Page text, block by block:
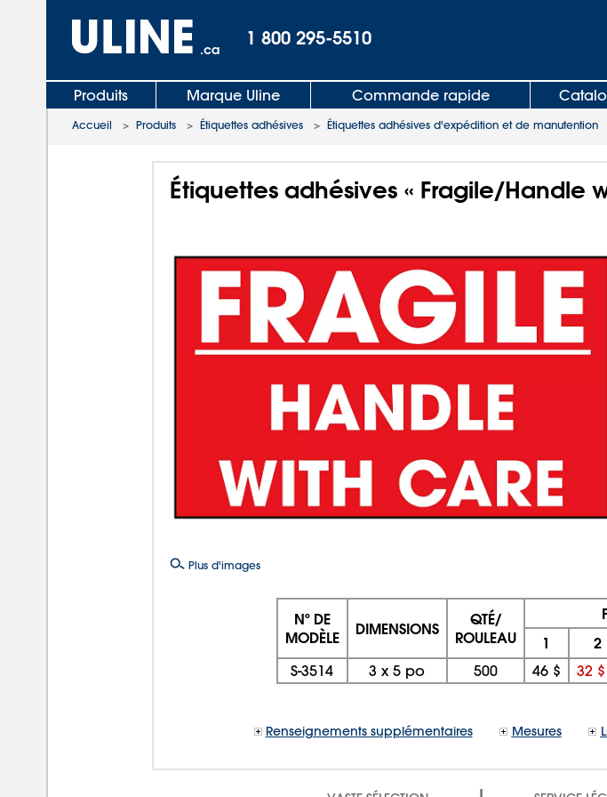
.ca
1 800 295-5510
Produits Marque Uline Commande rapide
Accueil > Produits > Étiquettes adhésives > Étiquettes adhésives d'expédition et de manutention
Étiquettes adhésives « Fragile/Handle
Plus d'images
Nº DE
MODÈLE
DIMENSIONS
QTÉ/
ROULEAU
1 2
S-3514 3 x 5 po 500 46 $ 32
Renseignements supplémentaires Mesures